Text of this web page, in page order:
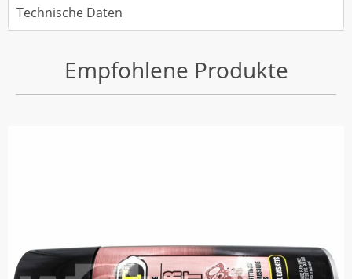
Technische Daten
Empfohlene Produkte